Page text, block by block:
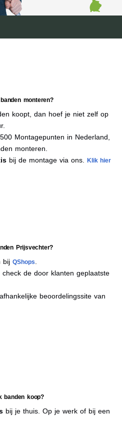
monteren?
koopt, dan hoef je niet zelf op
Montagepunten in Nederland,
monteren.
bij de montage via ons. Klik hier
Prijsvechter?
bij QShops
de door klanten geplaatste
beoordelingssite van
banden koop?
bij je thuis. Op je werk of bij een